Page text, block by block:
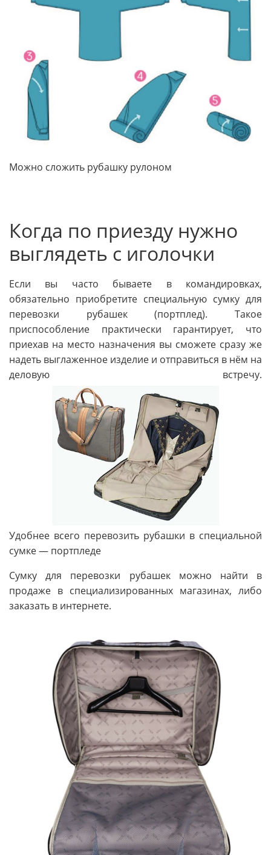
Можно сложить рубашку рулоном
Когда по приезду нужно
выглядеть с иголочки
Если вы часто бываете в командировках,
обязательно приобретите специальную сумку для
перевозки рубашек (портплед). Такое
приспособление практически гарантирует, что
приехав на место назначения вы сможете сразу же
надеть выглаженное изделие и отправиться в нём на
деловую встречу.
Удобнее всего перевозить рубашки в специальной
сумке — портпледе
Сумку для перевозки рубашек можно найти в
продаже в специализированных магазинах, либо
заказать в интернете.